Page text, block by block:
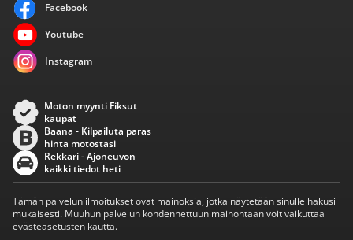
Facebook
Youtube
Instagram
Moton myynti Fiksut
kaupat
Baana - Kilpailuta paras
hinta motostasi
Rekkari - Ajoneuvon
kaikki tiedot heti
Tämän palvelun ilmoitukset ovat mainoksia, jotka näytetään sinulle hakusi
mukaisesti. Muuhun palvelun kohdennettuun mainontaan voit vaikuttaa
evästeasetusten kautta.